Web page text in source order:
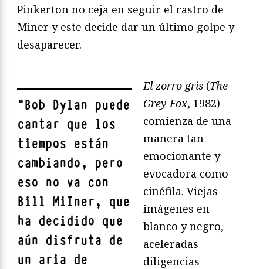
Pinkerton no ceja en seguir el rastro de
Miner y este decide dar un último golpe y
desaparecer.
"Bob Dylan puede
cantar que los
tiempos están
cambiando, pero
eso no va con
Bill MiIner, que
ha decidido que
aún disfruta de
un aria de
El zorro gris (The
Grey Fox, 1982)
comienza de una
manera tan
emocionante y
evocadora como
cinéfila. Viejas
imágenes en
blanco y negro,
aceleradas
diligencias